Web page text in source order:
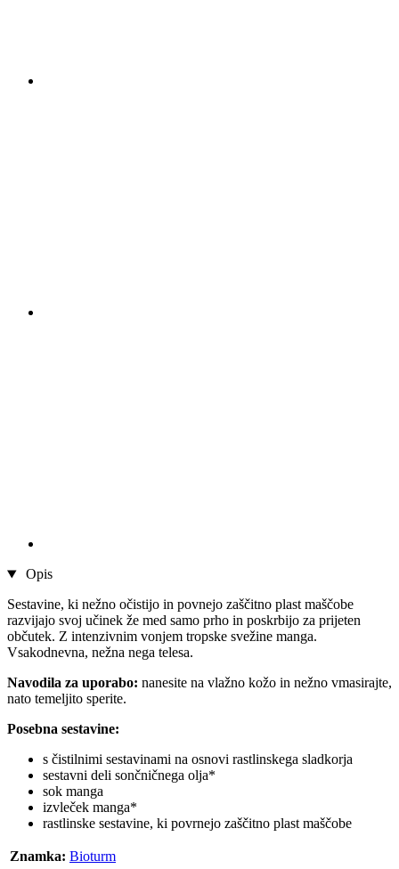
Opis
Sestavine, ki nežno očistijo in povnejo zaščitno plast maščobe
razvijajo svoj učinek že med samo prho in poskrbijo za prijeten
občutek. Z intenzivnim vonjem tropske svežine manga.
Vsakodnevna, nežna nega telesa.
Navodila za uporabo: nanesite na vlažno kožo in nežno vmasirajte,
nato temeljito sperite.
Posebna sestavine:
s čistilnimi sestavinami na osnovi rastlinskega sladkorja
sestavni deli sončničnega olja*
sok manga
izvleček manga*
rastlinske sestavine, ki povrnejo zaščitno plast maščobe
Znamka: Bioturm